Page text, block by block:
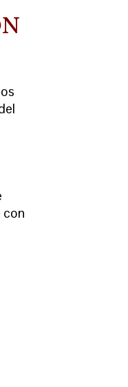
con